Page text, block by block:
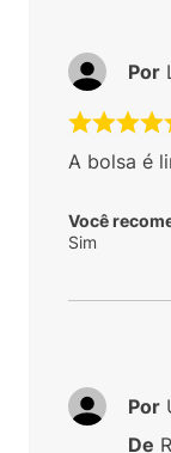
A bolsa é
Você
Sim
Por
Por
De